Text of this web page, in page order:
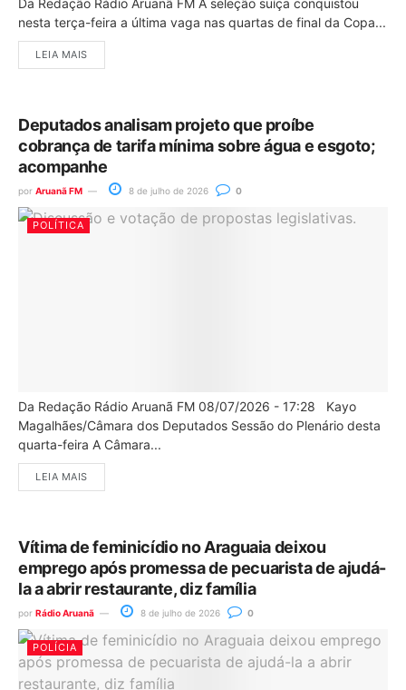
nesta terça-feira a última vaga nas quartas de final da Copa...
LEIA MAIS
Deputados analisam projeto que proíbe
cobrança de tarifa mínima sobre água e esgoto;
acompanhe
por Aruanã FM 8 de julho de 2026 0
POLÍTICA
Da Redação Rádio Aruanã FM 08/07/2026 - 17:28 Kayo
Magalhães/Câmara dos Deputados Sessão do Plenário desta
quarta-feira A Câmara...
LEIA MAIS
Vítima de feminicídio no Araguaia deixou
emprego após promessa de pecuarista de ajudá-
la a abrir restaurante, diz família
por Rádio Aruanã 8 de julho de 2026 0
POLÍCIA